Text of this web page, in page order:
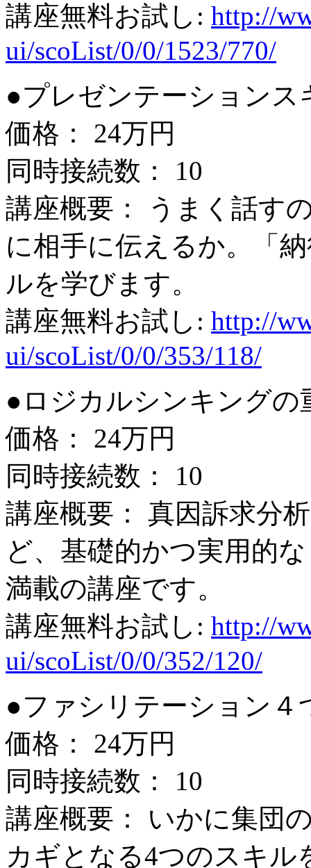
講座無料お試し: http://
ui/scoList/0/0/1523/770/
●プレゼンテーションス
価格： 24万円
同時接続数： 10
講座概要： うまく話す
に相手に伝えるか。「
ルを学びます。
講座無料お試し: http://
ui/scoList/0/0/353/118/
●ロジカルシンキングの
価格： 24万円
同時接続数： 10
講座概要： 真因訴求分
ど、基礎的かつ実用的
満載の講座です。
講座無料お試し: http://
ui/scoList/0/0/352/120/
●ファシリテーション４
価格： 24万円
同時接続数： 10
講座概要： いかに集団
カギとなる4つのスキ